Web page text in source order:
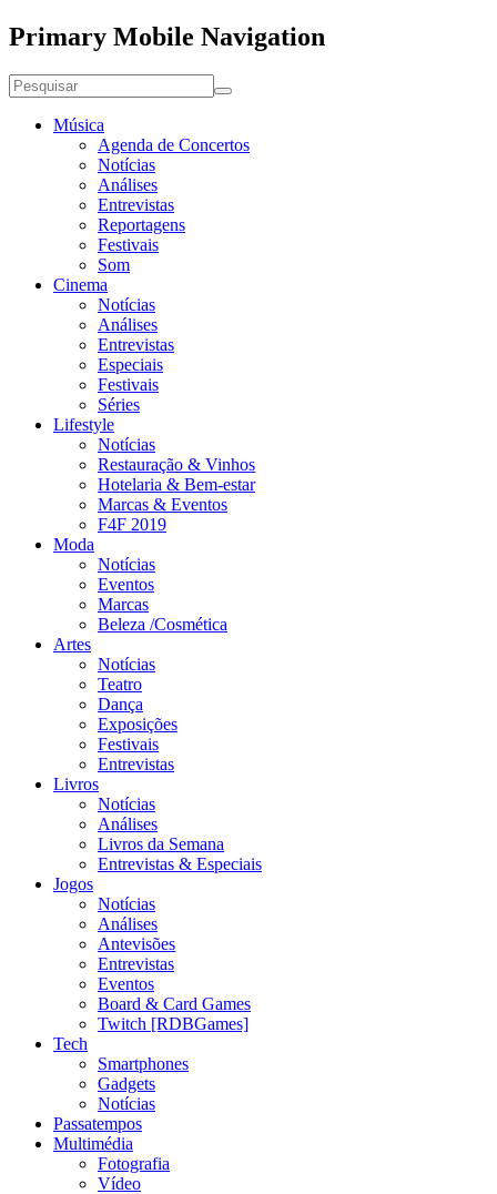
Primary Mobile Navigation
Música
Agenda de Concertos
Notícias
Análises
Entrevistas
Reportagens
Festivais
Som
Cinema
Notícias
Análises
Entrevistas
Especiais
Festivais
Séries
Lifestyle
Notícias
Restauração & Vinhos
Hotelaria & Bem-estar
Marcas & Eventos
F4F 2019
Moda
Notícias
Eventos
Marcas
Beleza /Cosmética
Artes
Notícias
Teatro
Dança
Exposições
Festivais
Entrevistas
Livros
Notícias
Análises
Livros da Semana
Entrevistas & Especiais
Jogos
Notícias
Análises
Antevisões
Entrevistas
Eventos
Board & Card Games
Twitch [RDBGames]
Tech
Smartphones
Gadgets
Notícias
Passatempos
Multimédia
Fotografia
Vídeo